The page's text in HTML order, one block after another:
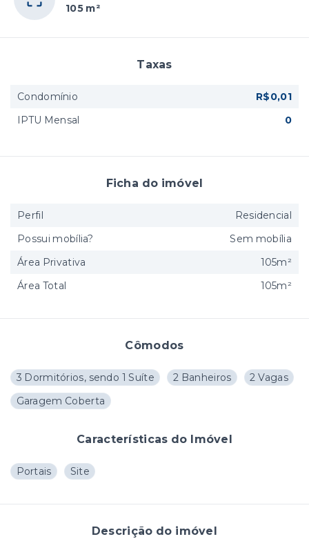
105 m²
Cômodos
3 Dormitórios, sendo 1 Suíte 2 Banheiros
2 Vagas
Garagem Coberta
Características do Imóvel
Portais Site
Descrição do imóvel
Taxas
Condomínio
R$0,01
IPTU Mensal
0
Ficha do imóvel
Perfil
Residencial
Possui mobília?
Sem mobília
Área Privativa
105m²
Área Total
105m²